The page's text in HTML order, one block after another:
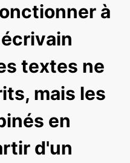
à
textes ne
mais les
en
d'un